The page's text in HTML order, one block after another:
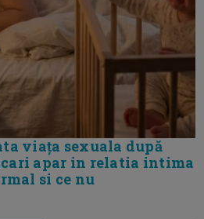
viața sexuala după
apar in relatia intima
si ce nu